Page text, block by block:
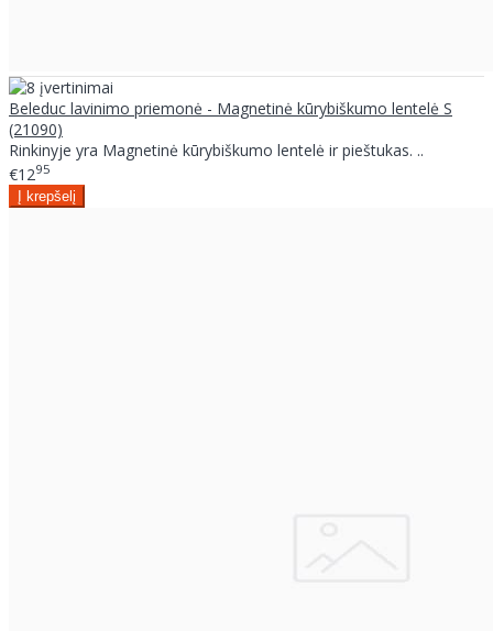
Beleduc lavinimo priemonė - Magnetinė kūrybiškumo lentelė S
(21090)
Rinkinyje yra Magnetinė kūrybiškumo lentelė ir pieštukas. ..
€1295